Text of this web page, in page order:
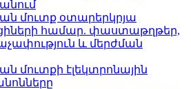
մուտք օտարերկրյա
համար. փաստաթղթեր,
և մերժման
մուտքի էլեկտրոնային